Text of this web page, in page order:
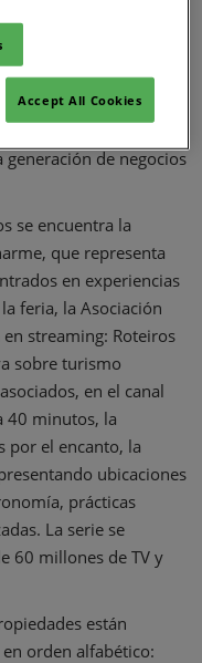
la diversidad del sector
desde redes
y resorts todo
de negocios
se encuentra la
que representa
en experiencias
feria, la Asociación
streaming: Roteiros
sobre turismo
en el canal
40 minutos, la
por el encanto, la
ubicaciones
prácticas
La serie se
60 millones de TV y
están
orden alfabético:
Accept All Cookies